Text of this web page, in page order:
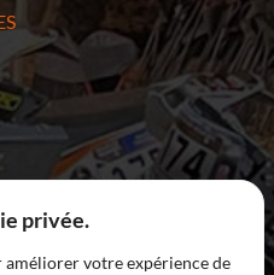
privée.
votre expérience de